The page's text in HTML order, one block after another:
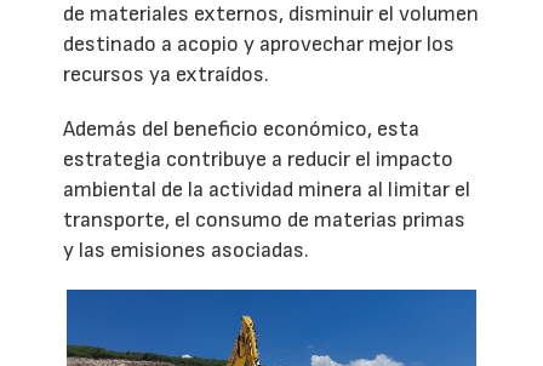
de materiales externos, disminuir el volumen
destinado a acopio y aprovechar mejor los
recursos ya extraídos.
Además del beneficio económico, esta
estrategia contribuye a reducir el impacto
ambiental de la actividad minera al limitar el
transporte, el consumo de materias primas
y las emisiones asociadas.